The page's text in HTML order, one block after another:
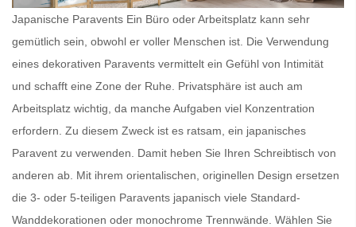
Japanische Paravents Ein Büro oder Arbeitsplatz kann sehr
gemütlich sein, obwohl er voller Menschen ist. Die Verwendung
eines dekorativen Paravents vermittelt ein Gefühl von Intimität
und schafft eine Zone der Ruhe. Privatsphäre ist auch am
Arbeitsplatz wichtig, da manche Aufgaben viel Konzentration
erfordern. Zu diesem Zweck ist es ratsam, ein japanisches
Paravent zu verwenden. Damit heben Sie Ihren Schreibtisch von
anderen ab. Mit ihrem orientalischen, originellen Design ersetzen
die 3- oder 5-teiligen Paravents japanisch viele Standard-
Wanddekorationen oder monochrome Trennwände. Wählen Sie